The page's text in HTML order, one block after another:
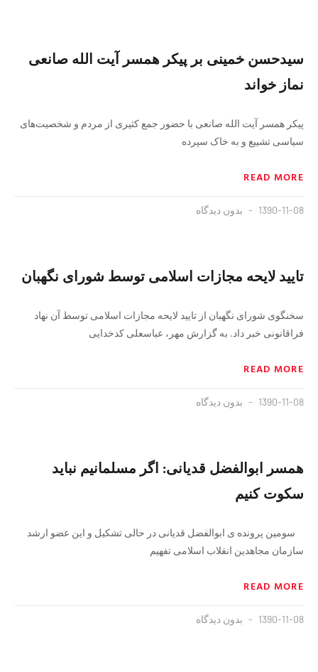
سیدحسن خمینی بر پیکر همسر آیت الله صانعی
نماز خواند
پیکر همسر آیت الله صانعی با حضور جمع کثیری از مردم و شخصیت‌های
سیاسی تشییع و به خاک سپرده
READ MORE
1390-11-08 بدون دیدگاه
تایید لایحه مجازات اسلامی توسط شورای نگهبان
سخنگوی شورای نگهبان از تایید لایحه مجازات اسلامی توسط آن نهاد
فراقانونی خبر داد. به گزارش مهر، عباسعلی کدخدایی
READ MORE
1390-11-08 بدون دیدگاه
همسر ابوالفضل قدیانی: اگر مسلمانیم نباید
سکوت کنیم
سومین پرونده ی ابوالفضل قدیانی در حالی تشکیل و این عضو ارشد
سازمان مجاهدین انقلاب اسلامی تفهیم
READ MORE
1390-11-08 بدون دیدگاه